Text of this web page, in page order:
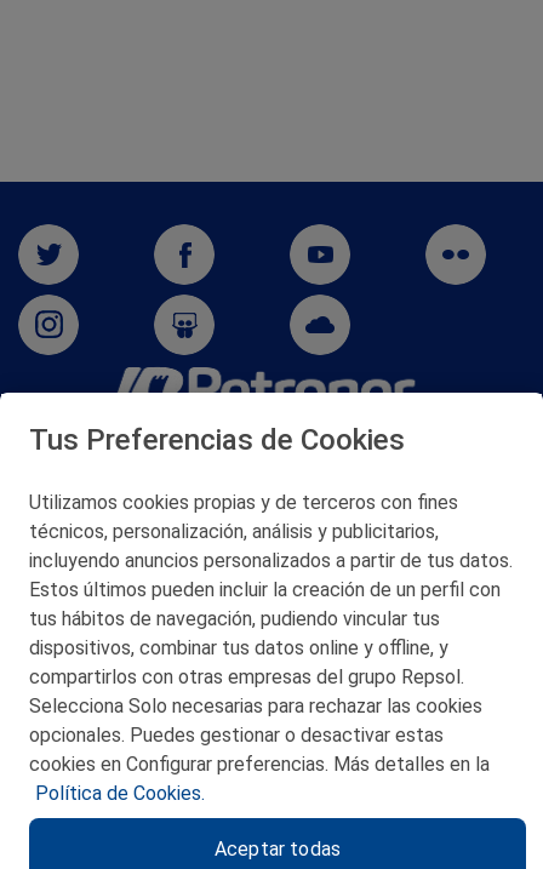
San Martín 5-Edificio Muñatones,
© 2026 Petronor S.A.
CONTACTO
MAPA WEB
POLITICA DE PRIVACIDAD
POLITICA DE COOKIES
Tus Preferencias de Cookies
Utilizamos cookies propias y de terceros con fines
técnicos, personalización, análisis y publicitarios,
incluyendo anuncios personalizados a partir de tus datos.
Estos últimos pueden incluir la creación de un perfil con
tus hábitos de navegación, pudiendo vincular tus
dispositivos, combinar tus datos online y offline, y
compartirlos con otras empresas del grupo Repsol.
Selecciona Solo necesarias para rechazar las cookies
opcionales. Puedes gestionar o desactivar estas
cookies en Configurar preferencias. Más detalles en la
Política de Cookies.
Aceptar todas